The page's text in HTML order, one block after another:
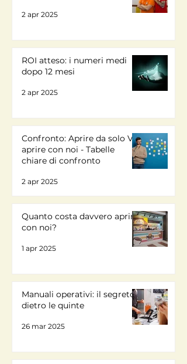
2 apr 2025
ROI atteso: i numeri medi
dopo 12 mesi
2 apr 2025
Confronto: Aprire da solo VS
aprire con noi - Tabelle
chiare di confronto
2 apr 2025
Quanto costa davvero aprire
con noi?
1 apr 2025
Manuali operativi: il segreto
dietro le quinte
26 mar 2025